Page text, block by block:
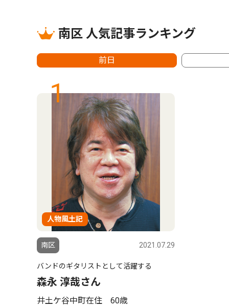
南区 人気記事ランキング
前日
1
人物風土記
南区 2021.07.29
バンドのギタリストとして活躍する
森永 淳哉さん
井土ケ谷中町在住 60歳